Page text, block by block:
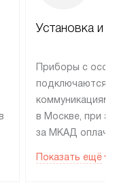
Установка и
Приборы с
подключаются к
коммуникациям
в Москве, при
за МКАД
партнера
Показать ещё